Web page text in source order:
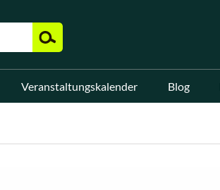
Veranstaltungskalender Blog